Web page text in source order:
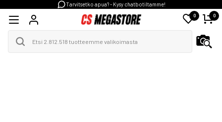
Tarvitsetko apua? - Kysy chatbotiltamme!
0 0